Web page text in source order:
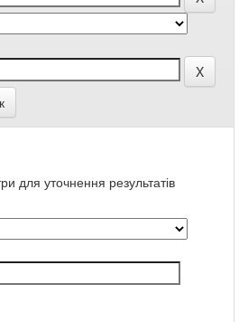
для уточнення результатів